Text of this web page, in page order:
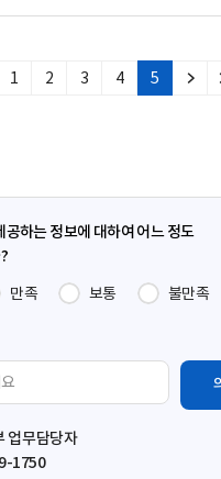
1 2 3 4 5
다
공하는 정보에 대하여 어느 정도
만족 보통
불만족
업무담당자
1750